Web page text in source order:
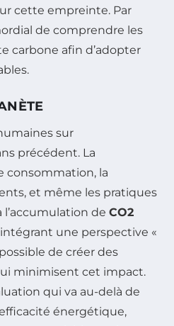
cette empreinte. Par
de comprendre les
carbone afin d’adopter
sur
précédent. La
consommation, la
et même les pratiques
de CO2
une perspective «
de créer des
minimisent cet impact.
qui va au-delà de
énergétique,